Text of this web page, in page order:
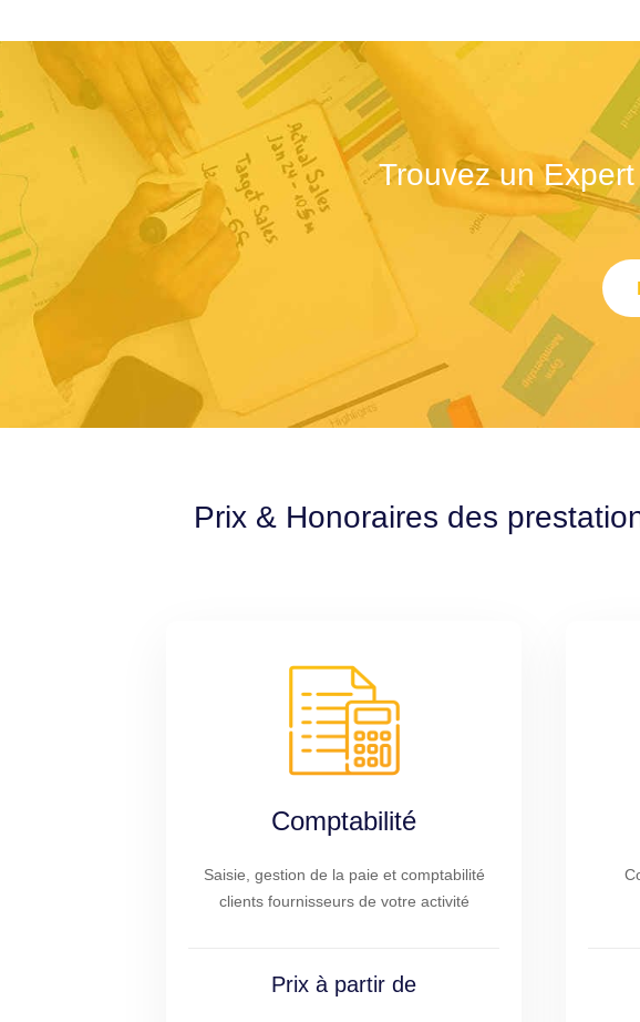
Trouvez un
Prix & Honoraires des
Comptabilité
Saisie, gestion de la paie et comptabilité
clients fournisseurs de votre activité
Prix à partir de